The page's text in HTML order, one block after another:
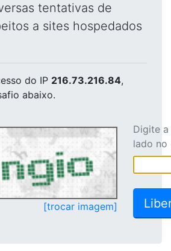
tentativas de
a sites hospedados
do IP 216.73.216.84,
abaixo.
[trocar imagem]
Digite
lado no